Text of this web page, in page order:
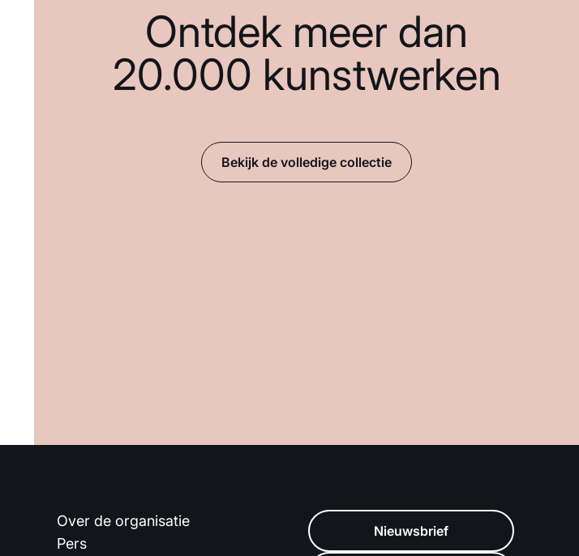
Ontdek meer dan
20.000 kunstwerken
Bekijk de volledige collectie
Over de organisatie
Pers
Nieuwsbrief